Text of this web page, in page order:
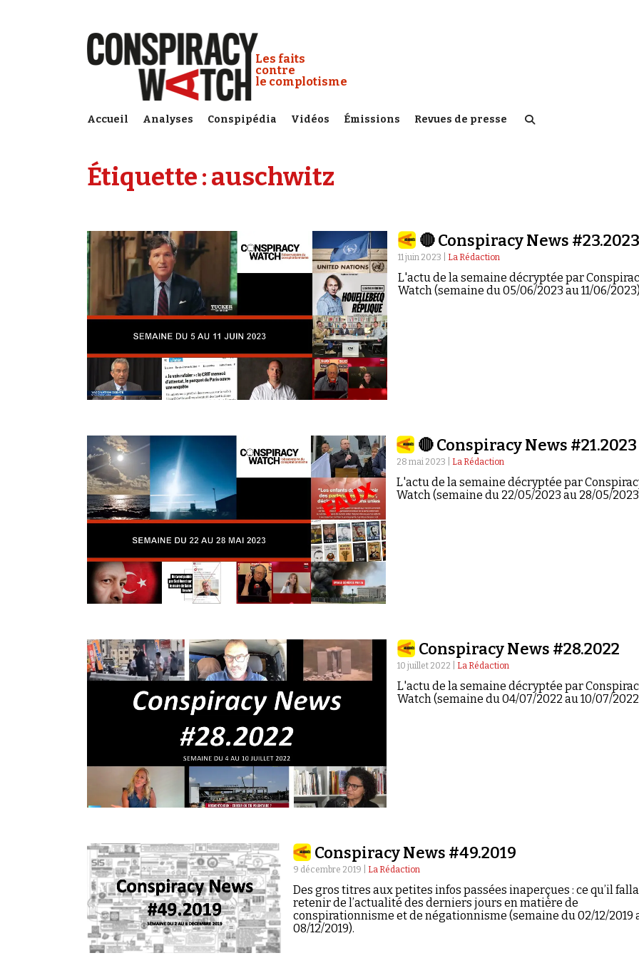
Conspiracy Watch :
Les faits
contre
le complotisme
Accueil Analyses Conspipédia Vidéos Émissions Revues de presse
Étiquette :auschwitz
🔴 Conspiracy News #23.2023
11 juin 2023 | La Rédaction
L'actu de la semaine décryptée par
Watch (semaine du 05/06/2023 au 11/06/
🔴 Conspiracy News #21.2023
28 mai 2023 | La Rédaction
L'actu de la semaine décryptée par
Watch (semaine du 22/05/2023 au 28/05/
Conspiracy News #28.2022
10 juillet 2022 | La Rédaction
L'actu de la semaine décryptée par
Watch (semaine du 04/07/2022 au 10/07/
Conspiracy News #49.2019
9 décembre 2019 | La Rédaction
Des gros titres aux petites infos passées inaperçues : ce qu’il
retenir de l’actualité des derniers jours en matière de
conspirationnisme et de négationnisme (semaine du 02/12/2019
08/12/2019).